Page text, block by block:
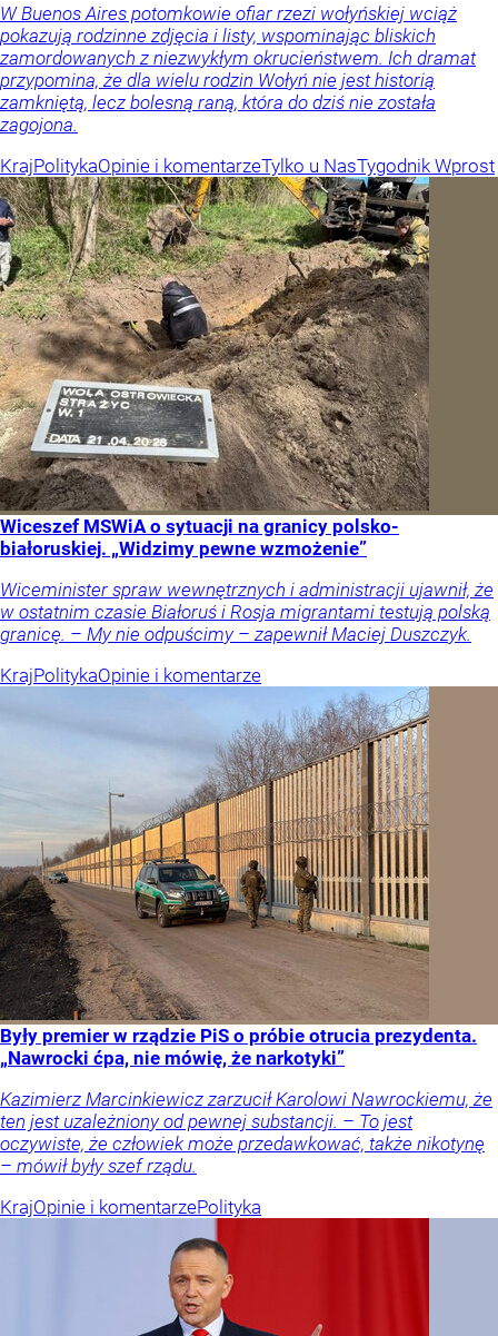
W Buenos Aires potomkowie ofiar rzezi wołyńskiej wciąż
pokazują rodzinne zdjęcia i listy, wspominając bliskich
zamordowanych z niezwykłym okrucieństwem. Ich dramat
przypomina, że dla wielu rodzin Wołyń nie jest historią
zamkniętą, lecz bolesną raną, która do dziś nie została
zagojona.
KrajPolitykaOpinie i komentarzeTylko u NasTygodnik Wprost
Wiceszef MSWiA o sytuacji na granicy polsko-
białoruskiej. „Widzimy pewne wzmożenie”
Wiceminister spraw wewnętrznych i administracji ujawnił, że
w ostatnim czasie Białoruś i Rosja migrantami testują polską
granicę. – My nie odpuścimy – zapewnił Maciej Duszczyk.
KrajPolitykaOpinie i komentarze
Były premier w rządzie PiS o próbie otrucia prezydenta.
„Nawrocki ćpa, nie mówię, że narkotyki”
Kazimierz Marcinkiewicz zarzucił Karolowi Nawrockiemu, że
ten jest uzależniony od pewnej substancji. – To jest
oczywiste, że człowiek może przedawkować, także nikotynę
– mówił były szef rządu.
KrajOpinie i komentarzePolityka